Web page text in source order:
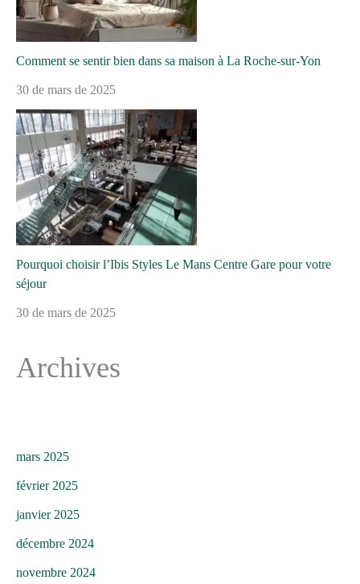
Comment se sentir bien dans sa maison à La Roche-sur-Yon
30 de mars de 2025
Pourquoi choisir l’Ibis Styles Le Mans Centre Gare pour votre
séjour
30 de mars de 2025
Archives
mars 2025
février 2025
janvier 2025
décembre 2024
novembre 2024